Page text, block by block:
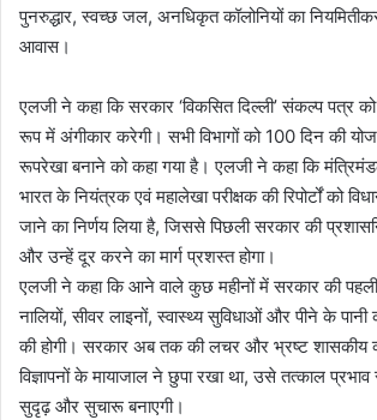
पुनरुद्धार, स्वच्छ जल, अनधिकृत कॉलोनियों का
आवास।
एलजी ने कहा कि सरकार ‘विकसित दिल्ली’ संकल्प पत्र
रूप में अंगीकार करेगी। सभी विभागों को 100 दिन की
रूपरेखा बनाने को कहा गया है। एलजी ने कहा कि
भारत के नियंत्रक एवं महालेखा परीक्षक की रिपोर्टों को
जाने का निर्णय लिया है, जिससे पिछली सरकार की
और उन्हें दूर करने का मार्ग प्रशस्त होगा।
एलजी ने कहा कि आने वाले कुछ महीनों में सरकार की
नालियों, सीवर लाइनों, स्वास्थ्य सुविधाओं और पीने के
की होगी। सरकार अब तक की लचर और भ्रष्ट शासकीय
विज्ञापनों के मायाजाल ने छुपा रखा था, उसे तत्काल
सुदृढ़ और सुचारू बनाएगी।